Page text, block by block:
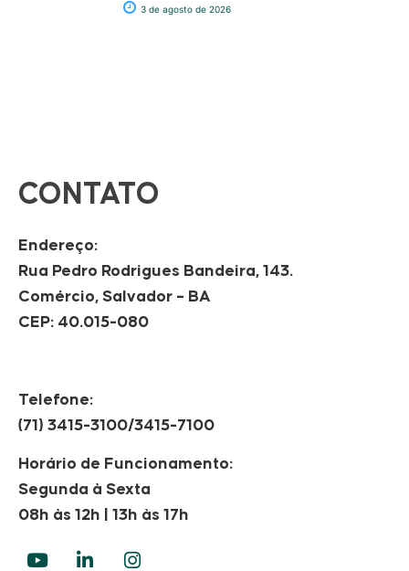
3 de agosto de 2026
CONTATO
Endereço:
Rua Pedro Rodrigues Bandeira, 143.
Comércio, Salvador – BA
CEP: 40.015-080
Telefone:
(71) 3415-3100/3415-7100
Horário de Funcionamento:
Segunda à Sexta
08h às 12h | 13h às 17h